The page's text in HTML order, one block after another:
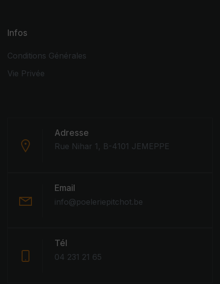
Infos
Conditions Générales
Vie Privée
Adresse
Rue Nihar 1, B-4101 JEMEPPE
Email
info@poeleriepitchot.be
Tél
04 231 21 65